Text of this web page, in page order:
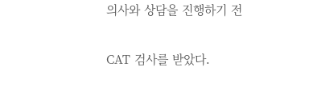
의사와 상담을 진행하기 전
CAT 검사를 받았다.